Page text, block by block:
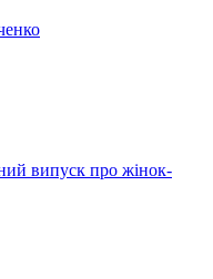
випуск про жінок-